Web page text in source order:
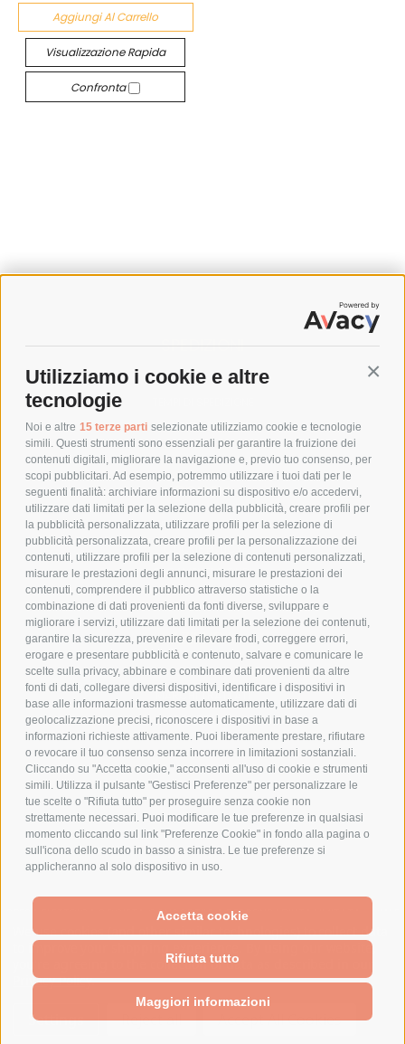
Utilizziamo i cookie e altre
tecnologie
Noi e altre 15 terze parti selezionate utilizziamo cookie e tecnologie
simili. Questi strumenti sono essenziali per garantire la fruizione dei
contenuti digitali, migliorare la navigazione e, previo tuo consenso, per
scopi pubblicitari. Ad esempio, potremmo utilizzare i tuoi dati per le
seguenti finalità: archiviare informazioni su dispositivo e/o accedervi,
utilizzare dati limitati per la selezione della pubblicità, creare profili per
la pubblicità personalizzata, utilizzare profili per la selezione di
pubblicità personalizzata, creare profili per la personalizzazione dei
contenuti, utilizzare profili per la selezione di contenuti personalizzati,
misurare le prestazioni degli annunci, misurare le prestazioni dei
contenuti, comprendere il pubblico attraverso statistiche o la
combinazione di dati provenienti da fonti diverse, sviluppare e
migliorare i servizi, utilizzare dati limitati per la selezione dei contenuti,
garantire la sicurezza, prevenire e rilevare frodi, correggere errori,
erogare e presentare pubblicità e contenuto, salvare e comunicare le
scelte sulla privacy, abbinare e combinare dati provenienti da altre
fonti di dati, collegare diversi dispositivi, identificare i dispositivi in
base alle informazioni trasmesse automaticamente, utilizzare dati di
geolocalizzazione precisi, riconoscere i dispositivi in base a
informazioni richieste attivamente. Puoi liberamente prestare, rifiutare
o revocare il tuo consenso senza incorrere in limitazioni sostanziali.
Cliccando su "Accetta cookie," acconsenti all'uso di cookie e strumenti
simili. Utilizza il pulsante "Gestisci Preferenze" per personalizzare le
tue scelte o "Rifiuta tutto" per proseguire senza cookie non
strettamente necessari. Puoi modificare le tue preferenze in qualsiasi
momento cliccando sul link "Preferenze Cookie" in fondo alla pagina o
sull'icona dello scudo in basso a sinistra. Le tue preferenze si
applicheranno al solo dispositivo in uso.
Accetta cookie
Rifiuta tutto
Maggiori informazioni
Aggiungi Al Carrello
Visualizzazione Rapida
Confronta
SPEDIZIONI
COSTI DI SPEDIZIONE
POLITICA DI RESO
POLICY
PRIVACY POLICY
COOKIE POLICY
PAGAMENTI SICURI
AZIENDA
CHI SIAMO
MARCHI TRATTATI
CONDOMINI
Bonifico
Bancario
SPESA ELETTRICA SOCIETA CONSORTILE A RESPONSABILITA LIMITATA - VIALE
MILANOFIORI, STRADA 4 - PALAZZO A5 20057, ASSAGO MILANO - PARTITA IVA
Powered byBigCommerce
Created byLone Star Templates
© 2026 Spesa Elettrica
We use cookies (and other similar technologies) to collect data
to improve your shopping experience.
By using our website,
you're agreeing to the collection of data as described in our
Privacy Policy.
Settings Reject all Accept All Cookies